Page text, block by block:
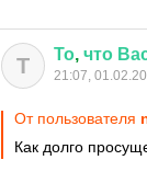
Т То, что
21:07,
От пользователя
Как долго